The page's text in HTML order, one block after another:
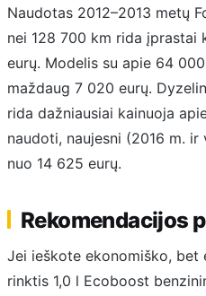
Naudotas 2012–2013 metų
nei 128 700 km rida įprastai
eurų. Modelis su apie 64
maždaug 7 020 eurų.
rida dažniausiai kainuoja
naudoti, naujesni (2016 m.
nuo 14 625 eurų.
Rekomendacijos
Jei ieškote ekonomiško, bet
rinktis 1,0 l Ecoboost